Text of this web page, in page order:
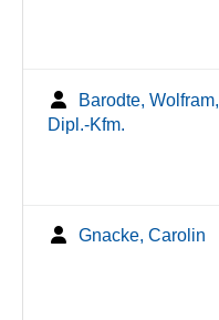
Barodte, Wolfram,
Dipl.-Kfm.
Gnacke, Carolin